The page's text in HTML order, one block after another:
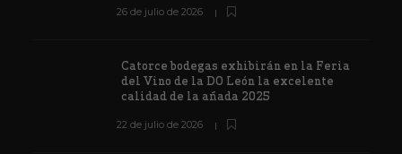
26 de julio de 2026
Catorce bodegas exhibirán en la Feria
del Vino de la DO León la excelente
calidad de la añada 2025
22 de julio de 2026